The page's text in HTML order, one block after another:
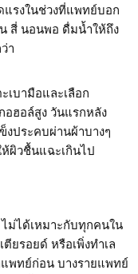
แรงในช่วงที่แพทย์บอก
สี่ นอนพอ ดื่มน้ำให้ถึง
า
บามือและเลือก
ฮอล์สูง วันแรกหลัง
งประคบผ่านผ้าบางๆ
ผิวชื้นแฉะเกินไป
ม่ได้เหมาะกับทุกคนใน
ยรอยด์ หรือเพิ่งทำเล
พทย์ก่อน บางรายแพทย์